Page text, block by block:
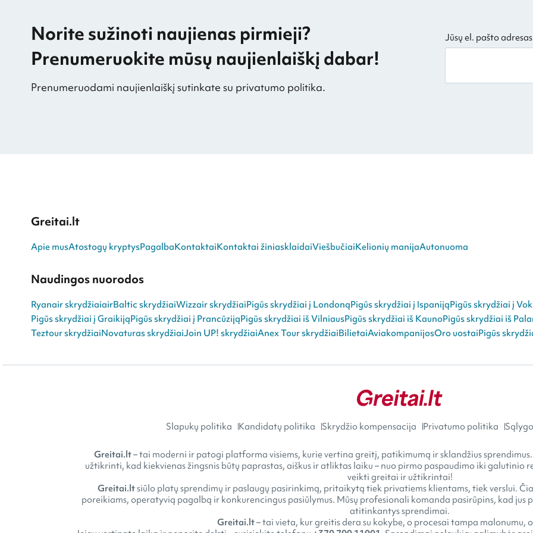
Norite sužinoti naujienas pirmieji?
Prenumeruokite mūsų naujienlaiškį dabar!
Prenumeruodami naujienlaiškį sutinkate su privatumo politika.
Jūsų el. pašto adresas
Greitai.lt
Apie musAtostogų kryptysPagalbaKontaktaiKontaktai žiniasklaidaiViešbučiaiKelionių manijaAutonuoma
Naudingos nuorodos
Ryanair skrydžiaiairBaltic skrydžiaiWizzair skrydžiaiPigūs skrydžiai į LondonąPigūs skrydžiai į IspanijąPigūs skrydžiai į
Pigūs skrydžiai į GraikijąPigūs skrydžiai į PrancūzijąPigūs skrydžiai iš VilniausPigūs skrydžiai iš KaunoPigūs skrydžiai iš
Teztour skrydžiaiNovaturas skrydžiaiJoin UP! skrydžiaiAnex Tour skrydžiaiBilietaiAviakompanijosOro uostaiPigūs
Slapukų politika Kandidatų politika Skrydžio kompensacija Privatumo politika
Greitai.lt– tai moderni ir patogi platforma visiems, kurie vertina greitį, patikimumą ir sklandžius
užtikrinti, kad kiekvienas žingsnis būtų paprastas, aiškus ir atliktas laiku – nuo pirmo paspaudimo iki galutinio
veikti greitai ir užtikrintai!
Greitai.ltsiūlo platų sprendimų ir paslaugų pasirinkimą, pritaikytą tiek privatiems klientams, tiek verslui.
poreikiams, operatyvią pagalbą ir konkurencingus pasiūlymus. Mūsų profesionali komanda pasirūpins, kad jus
atitinkantys sprendimai.
Greitai.lt– tai vieta, kur greitis dera su kokybe, o procesai tampa malonumu,